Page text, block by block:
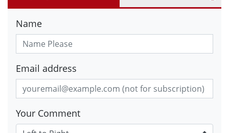
Name
Email address
Your Comment